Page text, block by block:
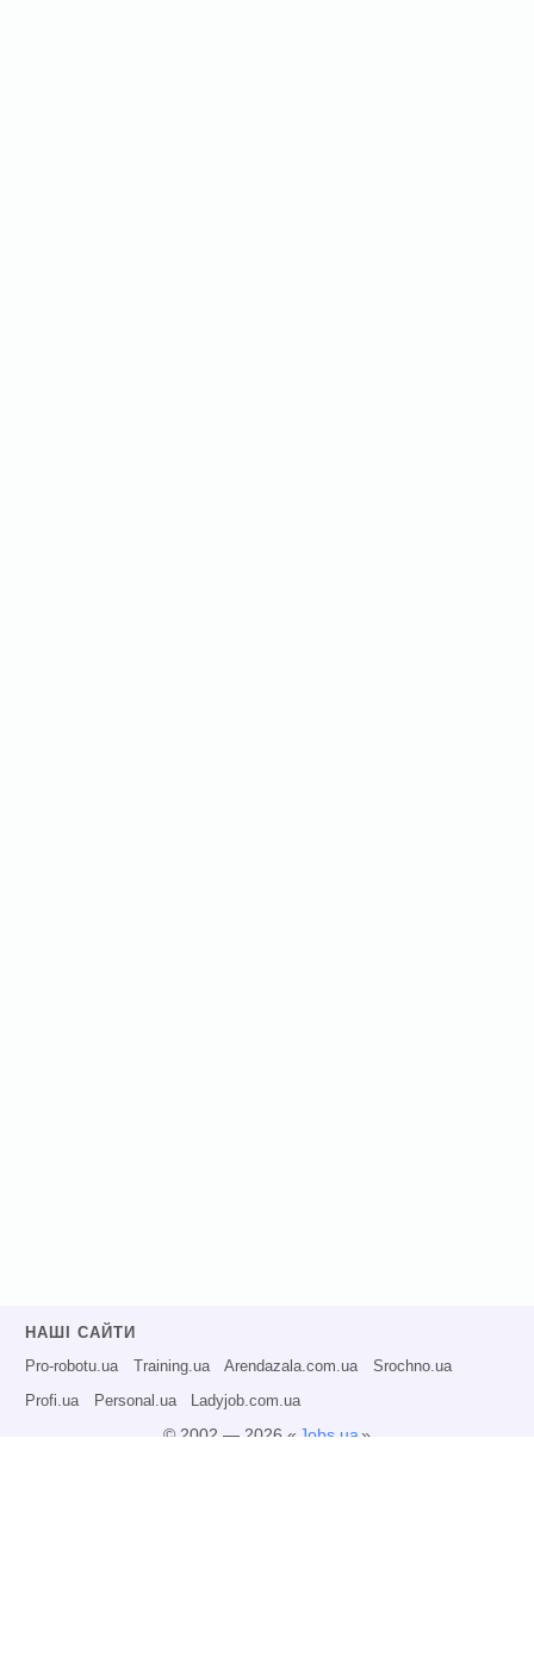
НАШІ САЙТИ
Pro-robotu.ua Training.ua Arendazala.com.ua Srochno.ua
Profi.ua Personal.ua Ladyjob.com.ua
© 2002 — 2026 « Jobs.ua»